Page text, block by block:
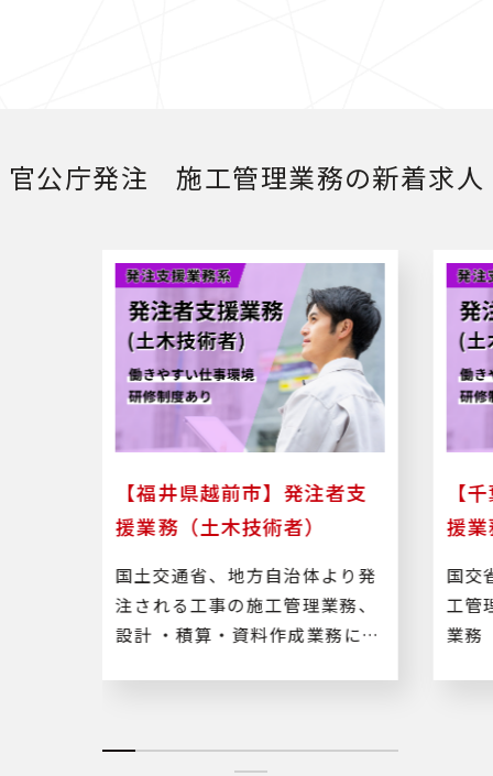
官公庁発注 施工管理業務の新着求人
【福井県越前市】発注者支
援業務（土木技術者）
国土交通省、地方自治体より発
注される工事の施工管理業務、
設計 ・積算・資料作成業務に従
【
援
国交
工管
業務